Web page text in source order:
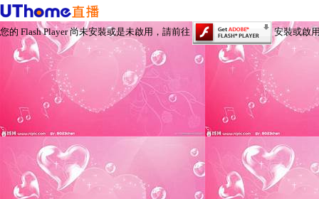
您的 Flash Player 尚未安裝或是未啟用，請前往 安裝或啟